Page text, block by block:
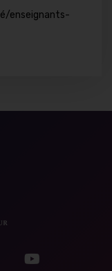
enseignants-